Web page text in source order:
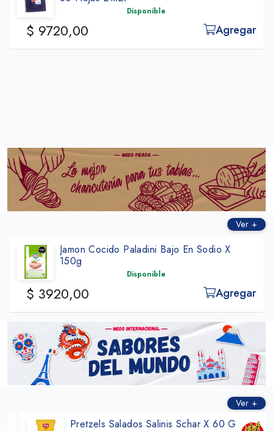
Agregar
Ver +
Jamon Cocido Paladini Bajo En Sodio X
150g
Disponible
$ 3920,00 Agregar
Ver +
Pretzels Salados Salinis Schar X 60 G